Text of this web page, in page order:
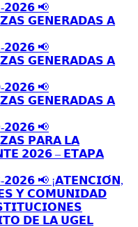
📢
𝗚𝗘𝗡𝗘𝗥𝗔𝗗𝗔𝗦 𝗔
📢
𝗚𝗘𝗡𝗘𝗥𝗔𝗗𝗔𝗦 𝗔
📢
𝗚𝗘𝗡𝗘𝗥𝗔𝗗𝗔𝗦 𝗔
📢
𝗣𝗔𝗥𝗔 𝗟𝗔
𝟮𝟬𝟮𝟲 – 𝗘𝗧𝗔𝗣𝗔
📢 ¡𝗔𝗧𝗘𝗡𝗖𝗜𝗢́𝗡,
𝗬 𝗖𝗢𝗠𝗨𝗡𝗜𝗗𝗔𝗗
𝗗𝗘 𝗟𝗔 𝗨𝗚𝗘𝗟